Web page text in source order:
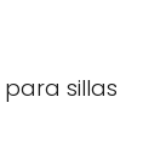
sillas